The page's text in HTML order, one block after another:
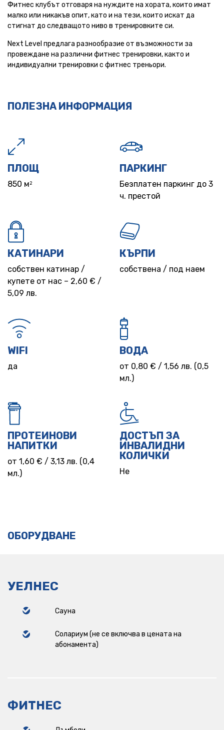
Фитнес клубът отговаря на нуждите на хората, които имат
малко или никакъв опит, като и на тези, които искат да
стигнат до следващото ниво в тренировките си.
Next Level предлага разнообразие от възможности за
провеждане на различни фитнес тренировки, както и
индивидуални тренировки с фитнес треньори.
ПОЛЕЗНА ИНФОРМАЦИЯ
ПЛОЩ
850 м 2
ПАРКИНГ
Безплатен паркинг до 3
ч. престой
КАТИНАРИ
собствен катинар /
купете от нас – 2,60 € /
5,09 лв.
КЪРПИ
собствена / под наем
WIFI
да
ВОДА
от 0,80 € / 1,56 лв. (0,5
мл.)
ПРОТЕИНОВИ
НАПИТКИ
от 1,60 € / 3,13 лв. (0,4
мл.)
ДОСТЪП ЗА
ИНВАЛИДНИ
КОЛИЧКИ
Не
ОБОРУДВАНЕ
УЕЛНЕС
Сауна
Солариум (не се включва в цената на
абонамента)
ФИТНЕС